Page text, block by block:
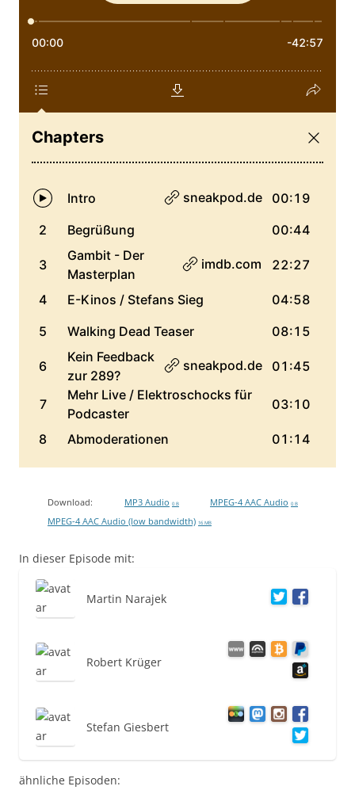
Download: MP3 Audio 0 B MPEG-4 AAC Audio 0 B
MPEG-4 AAC Audio (low bandwidth) 16 MB
In dieser Episode mit:
Martin Narajek
Robert Krüger
Stefan Giesbert
ähnliche Episoden: